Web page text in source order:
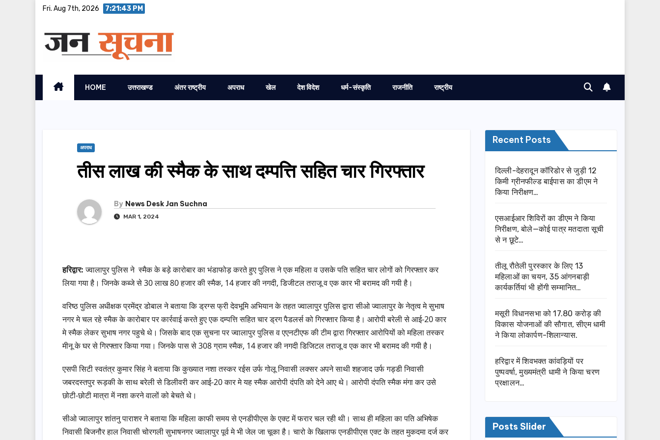
Fri. Aug 7th, 2026 7:21:43 PM
HOME उत्तराखण्ड अंतर राष्ट्रीय अपराध खेल देश विदेश धर्म-संस्कृति राजनीति राष्ट्रीय
अपराध
तीस लाख की स्मैक के साथ दम्पत्ति सहित चार गिरफ्तार
By News Desk Jan Suchna
MAR 1, 2024
हरिद्वार:ज्वालापुर पुलिस ने स्मैक के बड़े कारोबार का भंडाफोड़ करते हुए पुलिस ने एक महिला व उसके पति सहित चार लोगों को गिरफ्तार कर
लिया गया है। जिनके कब्जे से 30 लाख 80 हजार की स्मैक, 14 हजार की नगदी, डिजीटल तराजू व एक कार भी बरामद की गयी है।
वरिष्ठ पुलिस अधीक्षक प्रमेंद्र डोबाल ने बताया कि ड्रग्स फ्री देवभूमि अभियान के तहत ज्वालापुर पुलिस द्वारा सीओ ज्वालापुर के नेतृत्व मे सुभाष
नगर मे चल रहे स्मैक के कारोबार पर कार्रवाई करते हुए एक दम्पत्ति सहित चार ड्रग पैडलर्स को गिरफ्तार किया है। आरोपी बरेली से आई-20 कार
मे स्मैक लेकर सुभाष नगर पहुचे थे। जिसके बाद एक सुचना पर ज्वालापुर पुलिस व एएनटीएफ की टीम द्वारा गिरफ्तार आरोपियों को महिला तस्कर
मीनू के घर से गिरफ्तार किया गया। जिनके पास से 308 ग्राम स्मैक, 14 हजार की नगदी डिजिटल तराजू व एक कार भी बरामद की गयी है।
एसपी सिटी स्वतंत्र कुमार सिंह ने बताया कि कुख्यात नशा तस्कर रईस उर्फ गोलू निवासी लक्सर अपने साथी शहजाद उर्फ गड्डी निवासी
जबरदस्तपुर रूड़की के साथ बरेली से डिलीवरी कर आई-20 कार मे यह स्मैक आरोपी दंपति को देने आए थे। आरोपी दंपति स्मैक मंगा कर उसे
छोटी-छोटी मात्रा में नशा करने वालों को बेचते थे।
सीओ ज्वालापुर शांतनु पाराशर ने बताया कि महिला काफी समय से एनडीपीएस के एक्ट में फरार चल रही थी। साथ ही महिला का पति अभिषेक
निवासी बिजनौर हाल निवासी चोरगली सुभाषनगर ज्वालापुर पूर्व मे भी जेल जा चूका है। चारो के खिलाफ एनडीपीएस एक्ट के तहत मुकदमा दर्ज कर
Recent Posts
दिल्ली-देहरादून कॉरिडोर से जुड़ी 12
किमी ग्रीनफील्ड बाईपास का डीएम ने
किया निरीक्षण…
एसआईआर शिविरों का डीएम ने किया
निरीक्षण, बोले—कोई पात्र मतदाता सूची
से न छूटे…
तीलू रौतेली पुरस्कार के लिए 13
महिलाओं का चयन, 35 आंगनबाड़ी
कार्यकर्तियां भी होंगी सम्मानित…
मसूरी विधानसभा को 17.80 करोड़ की
विकास योजनाओं की सौगात, सीएम धामी
ने किया लोकार्पण-शिलान्यास.
हरिद्वार में शिवभक्त कांवड़ियों पर
पुष्पवर्षा, मुख्यमंत्री धामी ने किया चरण
प्रक्षालन…
Posts Slider